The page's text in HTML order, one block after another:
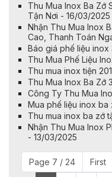
Thu Mua Inox Ba Zớ
Tận Nơi - 16/03/2025
Nhận Thu Mua Inox
Cao, Thanh Toán
Báo giá phế liệu
Thu Mua Phế Liệu
Thu mua inox tiện
Thu Mua Inox Ba Zớ
Công Ty Thu Mua
Mua phế liệu inox ba
Thu mua inox ba zớ
Nhận Thu Mua Inox
- 13/03/2025
Page 7 / 24 First